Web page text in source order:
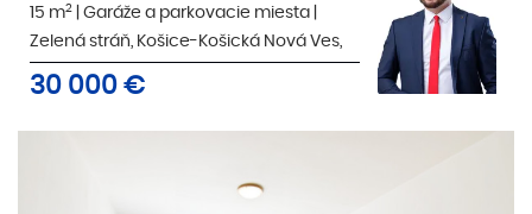
15 m2 Garáže a parkovacie miesta
Zelená stráň, Košice-Košická Nová Ves,
30 000 €